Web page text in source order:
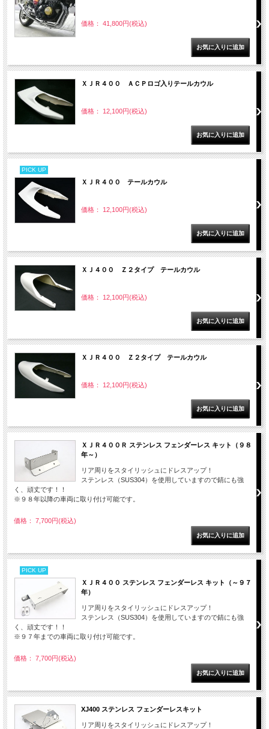
価格： 41,800円(税込)
ＸＪＲ４００ ＡＣＰロゴ入りテールカウル
価格： 12,100円(税込)
PICK UP
ＸＪＲ４００ テールカウル
価格： 12,100円(税込)
ＸＪ４００ Ｚ２タイプ テールカウル
価格： 12,100円(税込)
ＸＪＲ４００ Ｚ２タイプ テールカウル
価格： 12,100円(税込)
ＸＪＲ４００Ｒ ステンレス フェンダーレス キット（９８
年～）
リア周りをスタイリッシュにドレスアップ！
ステンレス（SUS304）を使用していますので錆にも強
く、頑丈です！！
※９８年以降の車両に取り付け可能です。
価格： 7,700円(税込)
PICK UP
ＸＪＲ４００ ステンレス フェンダーレス キット（～９７
年）
リア周りをスタイリッシュにドレスアップ！
ステンレス（SUS304）を使用していますので錆にも強
く、頑丈です！！
※９７年までの車両に取り付け可能です。
価格： 7,700円(税込)
XJ400 ステンレス フェンダーレスキット
リア周りをスタイリッシュにドレスアップ！